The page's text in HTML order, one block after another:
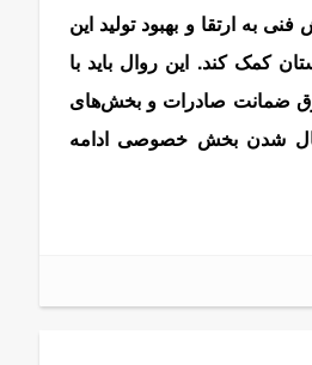
فنی به ارتقا و بهبود تولید این
کمک کند. این روال باید با
ضمانت صادرات و بخش‌های
شدن بخش خصوصی ادامه